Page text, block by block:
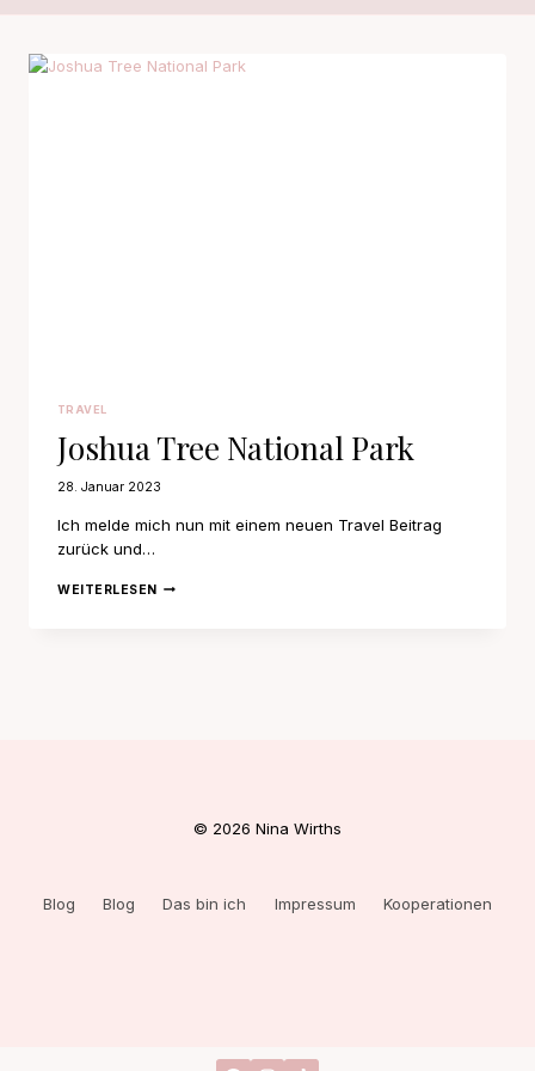
TRAVEL
Joshua Tree National Park
28. Januar 2023
Ich melde mich nun mit einem neuen Travel Beitrag
zurück und…
WEITERLESENJOSHUA
© 2026 Nina Wirths
Blog Blog Das bin ich Impressum Kooperationen